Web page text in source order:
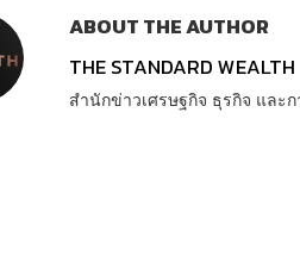
ABOUT THE AUTHOR
THE STANDARD WEALTH
สำนักข่าวเศรษฐกิจ ธุรกิจ และ